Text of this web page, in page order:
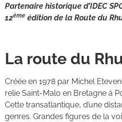
Partenaire historique d’IDEC
12ème édition de la Route du
La route du
Créée en 1978 par Michel
relie Saint-Malo en Bretagne à
Cette transatlantique, d’une
genres. Grandes figures de la